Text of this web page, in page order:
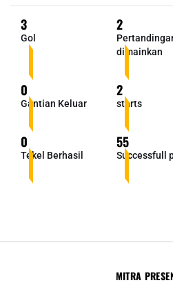
3
Gol
2
dimainkan
0
Gantian Keluar
2
starts
0
Tekel Berhasil
55
Successfull
MITRA